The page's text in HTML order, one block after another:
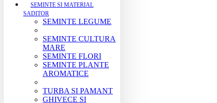
SEMINTE SI MATERIAL
SADITOR
SEMINTE LEGUME
SEMINTE CULTURA
MARE
SEMINTE FLORI
SEMINTE PLANTE
AROMATICE
TURBA SI PAMANT
GHIVECE SI